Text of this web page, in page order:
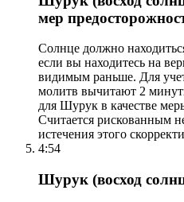
мер
Солнце должно
если вы находитесь на
видимым раньше. Для
молитв вычитают 2
для Шурук в качестве
Считается рискованным
истечения этого
4:54
Шурук (восход